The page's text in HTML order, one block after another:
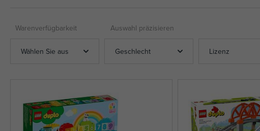
Warenverfügbarkeit Auswahl präzisieren
Wählen Sie aus Geschlecht Lizenz